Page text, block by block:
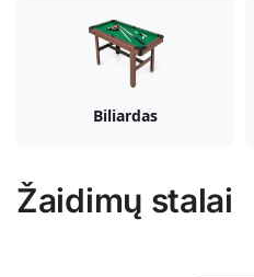
Biliardas
Žaidimų stalai